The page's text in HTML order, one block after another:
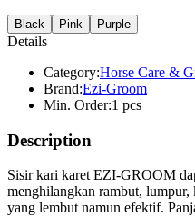
Black Pink Purple
Details
Category:Horse Care &
Brand:Ezi-Groom
Min. Order:1 pcs
Description
Sisir kari karet EZI-GROOM
menghilangkan rambut, lumpur,
yang lembut namun efektif.